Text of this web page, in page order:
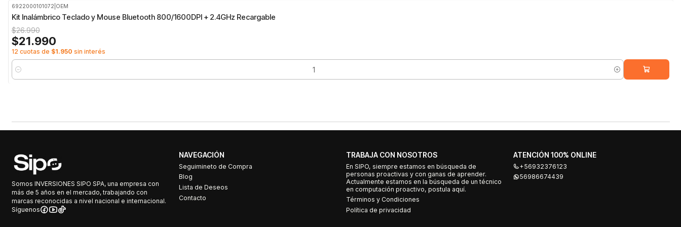
6922000101072 OEM
Kit Inalámbrico Teclado y Mouse Bluetooth 800/1600DPI + 2.4GHz Recargable
$26.990
$21.990
12 cuotas de $1.950 sin interés
Cantidad
Somos INVERSIONES SIPO SPA, una empresa con
más de 5 años en el mercado, trabajando con
marcas reconocidas a nivel nacional e internacional.
Síguenos
NAVEGACIÓN
Seguimineto de Compra
Blog
Lista de Deseos
Contacto
TRABAJA CON NOSOTROS
En SIPO, siempre estamos en búsqueda de
personas proactivas y con ganas de aprender.
Actualmente estamos en la búsqueda de un técnico
en computación proactivo, postula aquí.
Términos y Condiciones
Política de privacidad
ATENCIÓN 100% ONLINE
+56932376123
56986674439